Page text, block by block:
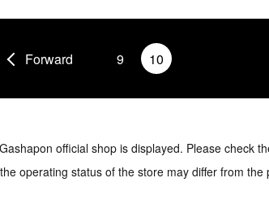
Forward 9 10
official shop is displayed. Please check
operating status of the store may differ from the